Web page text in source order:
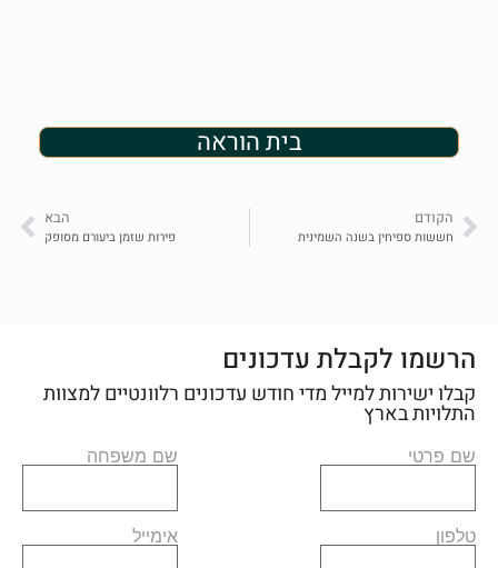
בית הוראה
הקודם
חששות ספיחין בשנה השמינית
הבא
פירות שזמן ביעורם מסופק
הרשמו לקבלת עדכונים
קבלו ישירות למייל מדי חודש עדכונים רלוונטיים למצוות
התלויות בארץ
שם פרטי שם משפחה
טלפון אימייל